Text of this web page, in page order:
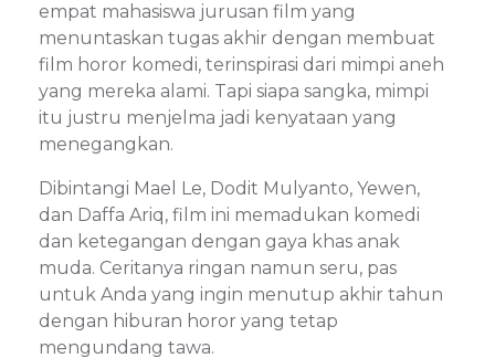
empat mahasiswa jurusan film yang
menuntaskan tugas akhir dengan membuat
film horor komedi, terinspirasi dari mimpi aneh
yang mereka alami. Tapi siapa sangka, mimpi
itu justru menjelma jadi kenyataan yang
menegangkan.
Dibintangi Mael Le, Dodit Mulyanto, Yewen,
dan Daffa Ariq, film ini memadukan komedi
dan ketegangan dengan gaya khas anak
muda. Ceritanya ringan namun seru, pas
untuk Anda yang ingin menutup akhir tahun
dengan hiburan horor yang tetap
mengundang tawa.